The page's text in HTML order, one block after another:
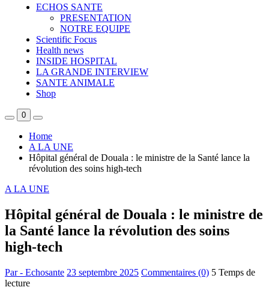
ECHOS SANTE
PRESENTATION
NOTRE EQUIPE
Scientific Focus
Health news
INSIDE HOSPITAL
LA GRANDE INTERVIEW
SANTE ANIMALE
Shop
0
Home
A LA UNE
Hôpital général de Douala : le ministre de la Santé lance la
révolution des soins high-tech
A LA UNE
Hôpital général de Douala : le ministre de
la Santé lance la révolution des soins
high-tech
Par - Echosante 23 septembre 2025 Commentaires (0) 5 Temps de
lecture